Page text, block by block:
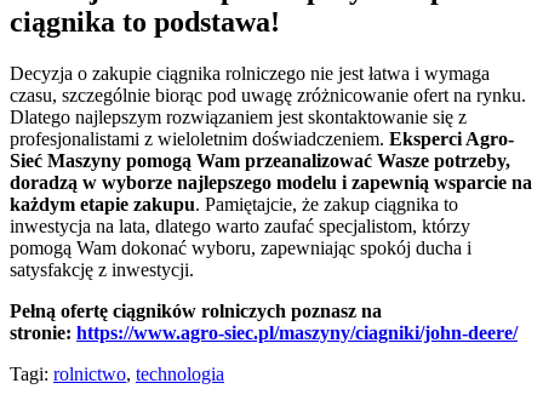
ciągnika to podstawa!
Decyzja o zakupie ciągnika rolniczego nie jest łatwa i wymaga
czasu, szczególnie biorąc pod uwagę zróżnicowanie ofert na rynku.
Dlatego najlepszym rozwiązaniem jest skontaktowanie się z
profesjonalistami z wieloletnim doświadczeniem. Eksperci Agro-
Sieć Maszyny pomogą Wam przeanalizować Wasze potrzeby,
doradzą w wyborze najlepszego modelu i zapewnią wsparcie na
każdym etapie zakupu. Pamiętajcie, że zakup ciągnika to
inwestycja na lata, dlatego warto zaufać specjalistom, którzy
pomogą Wam dokonać wyboru, zapewniając spokój ducha i
satysfakcję z inwestycji.
Pełną ofertę ciągników rolniczych poznasz na
stronie: https://www.agro-siec.pl/maszyny/ciagniki/john-deere/
Tagi: rolnictwo, technologia